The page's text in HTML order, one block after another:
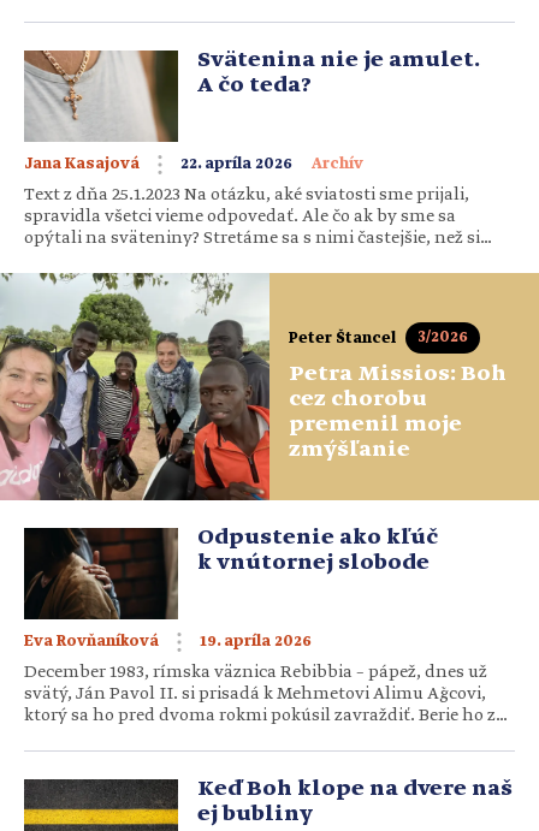
vstúpia činitele zvané deti. Ako to však zrealizovať?
Ponúkame overené tipy. Možno […]Svätenina nie je amulet.
A čo teda?
Jana Kasajová 22. apríla 2026 Archív
Text z dňa 25.1.2023 Na otázku, aké sviatosti sme prijali,
spravidla všetci vieme odpovedať. Ale čo ak by sme sa
opýtali na sväteniny? Stretáme sa s nimi častejšie, než si
zahŕňa pojem sväteniny, na čo ich Cirkev ustanovuje a na čo
nám slúžia? Koľko ich vôbec […]
Peter Štancel 3/2026
Petra Missios: Boh
cez chorobu
premenil moje
zmýšľanie
Odpustenie ako kľúč
k vnútornej slobode
Eva Rovňaníková 19. apríla 2026
December 1983, rímska väznica Rebibbia – pápež, dnes už
svätý, Ján Pavol II. si prisadá k Mehmetovi Alimu Ağcovi,
ktorý sa ho pred dvoma rokmi pokúsil zavraždiť. Berie ho za
zasiahli pápeža na Námestí svätého Petra vo Vatikáne štyri
guľky. Hoci bol vážne […]Keď Boh klope na dvere naš
ej bubliny